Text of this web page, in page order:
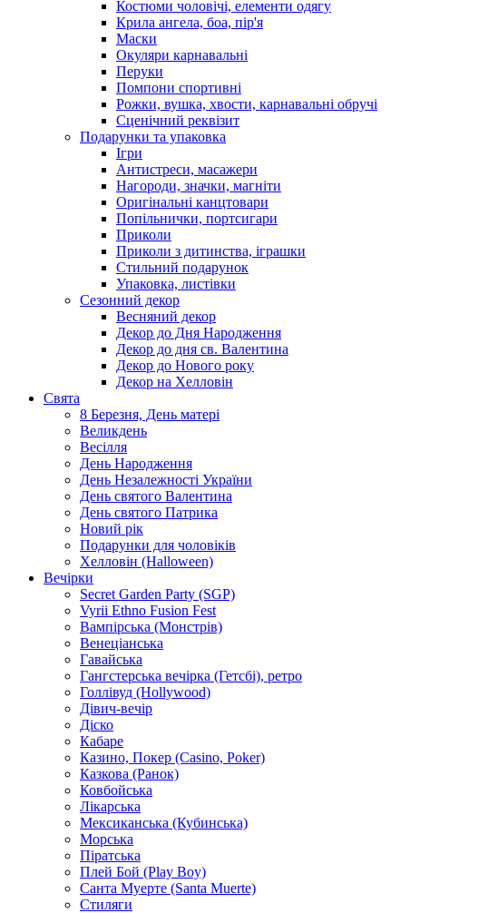
Костюми чоловічі, елементи одягу
Крила ангела, боа, пір'я
Маски
Окуляри карнавальні
Перуки
Помпони спортивні
Рожки, вушка, хвости, карнавальні обручі
Сценічний реквізит
Подарунки та упаковка
Ігри
Антистреси, масажери
Нагороди, значки, магніти
Оригінальні канцтовари
Попільнички, портсигари
Приколи
Приколи з дитинства, іграшки
Стильний подарунок
Упаковка, листівки
Сезонний декор
Весняний декор
Декор до Дня Народження
Декор до дня св. Валентина
Декор до Нового року
Декор на Хелловін
Свята
8 Березня, День матері
Великдень
Весілля
День Народження
День Незалежності України
День святого Валентина
День святого Патрика
Новий рік
Подарунки для чоловіків
Хелловін (Halloween)
Вечірки
Secret Garden Party (SGP)
Vyrii Ethno Fusion Fest
Вампірська (Монстрів)
Венеціанська
Гавайська
Гангстерська вечірка (Гетсбі), ретро
Голлівуд (Hollywood)
Дівич-вечір
Діско
Кабаре
Казино, Покер (Casino, Poker)
Казкова (Ранок)
Ковбойська
Лікарська
Мексиканська (Кубинська)
Морська
Піратська
Плей Бой (Play Boy)
Санта Муерте (Santa Muerte)
Стиляги